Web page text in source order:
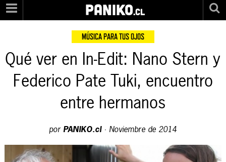
PANIKO.cl
MÚSICA PARA TUS OJOS
Qué ver en In-Edit: Nano Stern y
Federico Pate Tuki, encuentro
entre hermanos
por PANIKO.cl· Noviembre de 2014